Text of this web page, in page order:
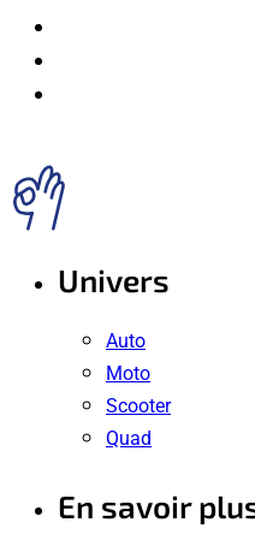
Univers
Auto
Moto
Scooter
Quad
En savoir